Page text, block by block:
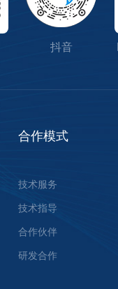
抖音
合作模式
技术服务
技术指导
合作伙伴
研发合作